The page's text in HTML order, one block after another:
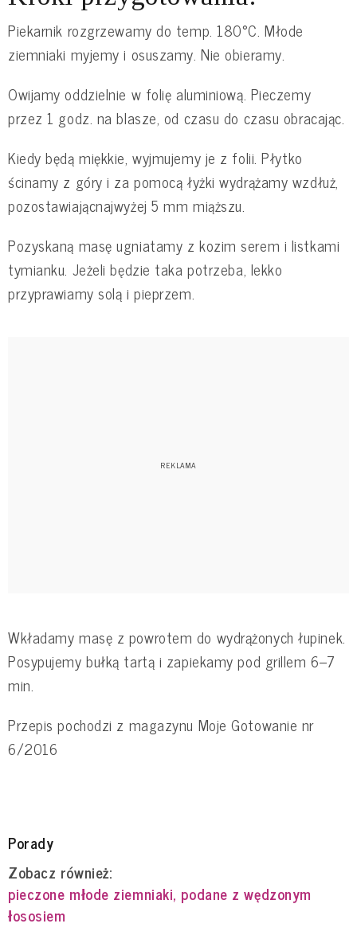
Piekarnik rozgrzewamy do temp. 180°C. Młode
ziemniaki myjemy i osuszamy. Nie obieramy.
Owijamy oddzielnie w folię aluminiową. Pieczemy
przez 1 godz. na blasze, od czasu do czasu obracając.
Kiedy będą miękkie, wyjmujemy je z folii. Płytko
ścinamy z góry i za pomocą łyżki wydrążamy wzdłuż,
pozostawiającnajwyżej 5 mm miąższu.
Pozyskaną masę ugniatamy z kozim serem i listkami
tymianku. Jeżeli będzie taka potrzeba, lekko
przyprawiamy solą i pieprzem.
Wkładamy masę z powrotem do wydrążonych łupinek.
Posypujemy bułką tartą i zapiekamy pod grillem 6–7
min.
Przepis pochodzi z magazynu Moje Gotowanie nr
6/2016
Porady
Zobacz również:
pieczone młode ziemniaki, podane z wędzonym
łososiem